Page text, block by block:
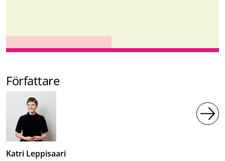
Författare
Katri Leppisaari